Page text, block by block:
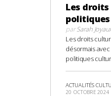
Les
parSarah
Les droits
désormais
politiques
ACTUALITÉS
20 OCTOBRE 2024